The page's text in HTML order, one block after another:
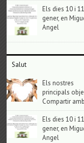
Els dies 10 i
gener, en
Angel
Salut
Els nostres
principals
Compartir amb
Els dies 10 i
gener, en
Angel